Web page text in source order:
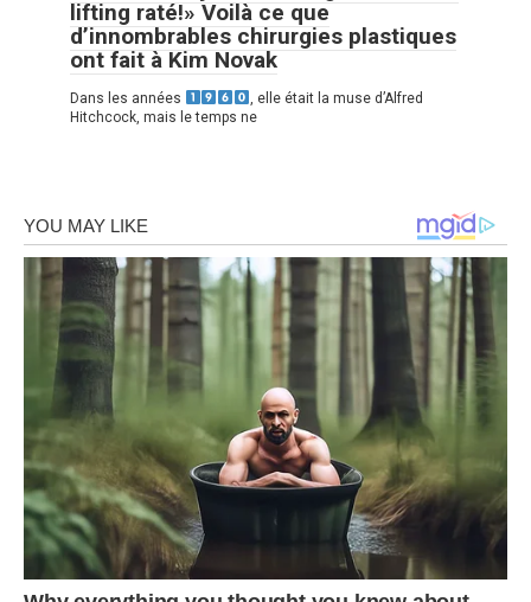
lifting raté!» Voilà ce que
d’innombrables chirurgies plastiques
ont fait à Kim Novak
Dans les années
, elle était la muse d’Alfred
Hitchcock, mais le temps ne